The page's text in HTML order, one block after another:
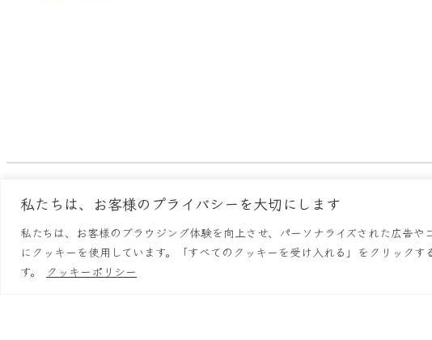
私たちは、お客様のプライバシーを大切にします
私たちは、お客様のブラウジング体験を向上させ、パーソナライズされた広告
にクッキーを使用しています。「すべてのクッキーを受け入れる」をクリック
す。
クッキーポリシー
らーめん鱗店舗情報